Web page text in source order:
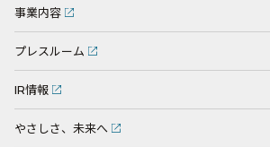
事業内容
プレスルーム
IR情報
やさしさ、未来へ